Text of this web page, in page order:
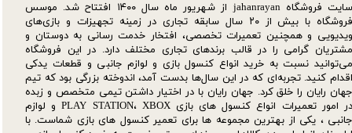
سایت فروشگاه jahanrayan از شهریور ماه سال ۱۴۰۰ افتتاح شد. موسس
فروشگاه با بیش از ۲۰ سال سابقه تجاری در زمینه تجهیزات و بازی‌های
ویدیویی و همچنین تعمیرات تخصصی، افتخار خدمت رسانی به دوستان و
مشتریان گرامی را در قالب برندهای تجاری مختلف دارد. در این فروشگاه
می‌توانید نسبت به خرید انواع کنسول بازی و لوازم جانبی و قطعات یدکی‌
اقدام کنید. تجربه‌ای که در این سال‌ها بدست آمد، اندوخته بزرگی بود که تیم
جهان رایان را خلق کرد. جهان رایان با در اختیار داشتن تیمی متخصص و زبده
در امور تعمیرات انواع کنسول های بازی PLAY STATION، XBOX و لوازم
جانبی ، یکی از بهترین مجموعه ها برای تعمیر کنسول های بازی شماست. با